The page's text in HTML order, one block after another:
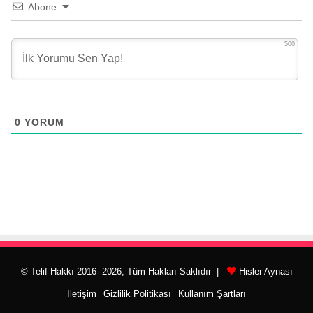
Abone
500
0 YORUM
© Telif Hakkı 2016- 2026, Tüm Hakları Saklıdır | Hisler Aynası
İletişim Gizlilik Politikası Kullanım Şartları